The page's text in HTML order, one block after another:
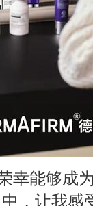
幸能够成
，让我感